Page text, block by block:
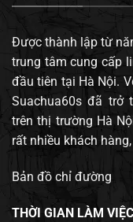
Được thành lập từ
trung tâm cung cấp
đầu tiên tại Hà Nội.
Suachua60s đã trở
trên thị trường Hà
rất nhiều khách
Bản đồ chỉ đường
THỜI GIAN LÀM VIỆC